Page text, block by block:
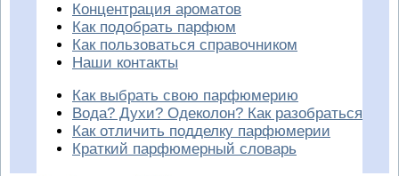
Концентрация ароматов
Как подобрать парфюм
Как пользоваться справочником
Наши контакты
Как выбрать свою парфюмерию
Вода? Духи? Одеколон? Как разобраться
Как отличить подделку парфюмерии
Краткий парфюмерный словарь